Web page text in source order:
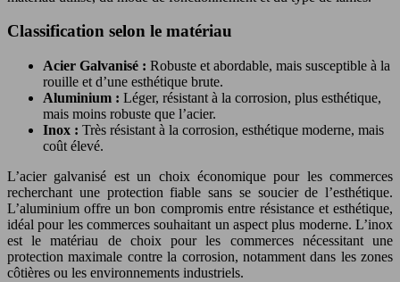
Classification selon le matériau
Acier Galvanisé : Robuste et abordable, mais susceptible à la
rouille et d’une esthétique brute.
Aluminium : Léger, résistant à la corrosion, plus esthétique,
mais moins robuste que l’acier.
Inox : Très résistant à la corrosion, esthétique moderne, mais
coût élevé.
L’acier galvanisé est un choix économique pour les commerces
recherchant une protection fiable sans se soucier de l’esthétique.
L’aluminium offre un bon compromis entre résistance et esthétique,
idéal pour les commerces souhaitant un aspect plus moderne. L’inox
est le matériau de choix pour les commerces nécessitant une
protection maximale contre la corrosion, notamment dans les zones
côtières ou les environnements industriels.